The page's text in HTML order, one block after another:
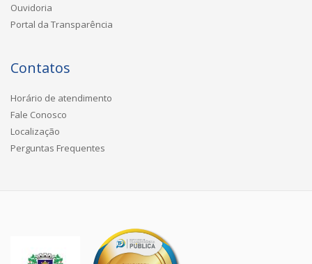
Ouvidoria
Portal da Transparência
Contatos
Horário de atendimento
Fale Conosco
Localização
Perguntas Frequentes